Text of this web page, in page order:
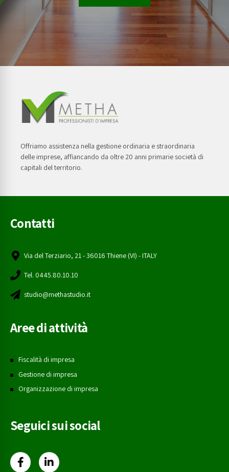
Offriamo assistenza nella gestione ordinaria e straordinaria
delle imprese, affiancando da oltre 20 anni primarie società di
capitali del territorio.
Contatti
Via del Terziario, 21 - 36016 Thiene (VI) - ITALY
Tel. 0445.80.10.10
studio@methastudio.it
Aree di attività
Fiscalità di impresa
Gestione di impresa
Organizzazione di impresa
Seguici sui social